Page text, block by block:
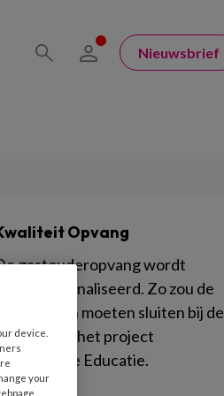
Nieuwsbrief
Opvang
gastouderopvang wordt
geprofessionaliseerd. Zo zou de
branche aan moeten sluiten bij de
IKK en het project
Educatie.
device.
your